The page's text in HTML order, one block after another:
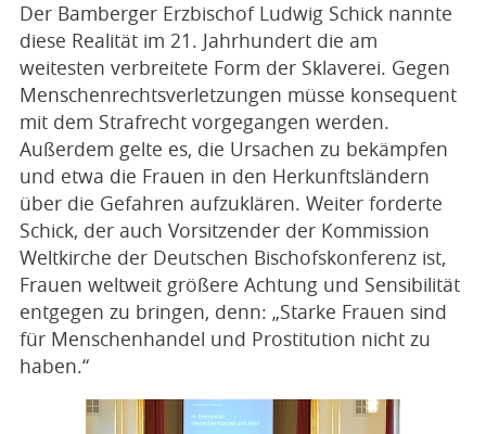
Der Bamberger Erzbischof Ludwig Schick nannte
diese Realität im 21. Jahrhundert die am
weitesten verbreitete Form der Sklaverei. Gegen
Menschenrechtsverletzungen müsse konsequent
mit dem Strafrecht vorgegangen werden.
Außerdem gelte es, die Ursachen zu bekämpfen
und etwa die Frauen in den Herkunftsländern
über die Gefahren aufzuklären. Weiter forderte
Schick, der auch Vorsitzender der Kommission
Weltkirche der Deutschen Bischofskonferenz ist,
Frauen weltweit größere Achtung und Sensibilität
entgegen zu bringen, denn: „Starke Frauen sind
für Menschenhandel und Prostitution nicht zu
haben.“